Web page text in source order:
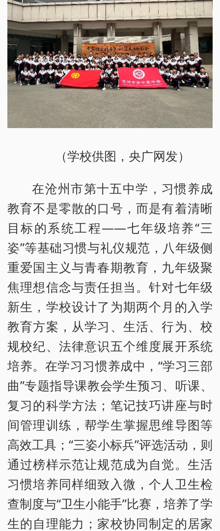
（学校供图，央广网发）
在沧州市第十五中学，习惯养成
教育不是零散的口号，而是有着清晰
目标的系统工程——七年级培养“三
姿”等基础习惯与礼仪规范，八年级侧
重爱国主义与青春期教育，九年级聚
焦理想信念与责任担当。针对七年级
新生，学校设计了为期两个月的入学
教育方案，从学习、生活、行为、校
规校纪、法律意识五个维度展开系统
培养。在学习习惯养成中，“学习三部
曲”专题指导课教会学生预习、听课、
复习的科学方法；笔记技巧讲座与时
间管理训练，帮学生掌握思维导图等
高效工具；“三姿小标兵”评选活动，则
通过榜样示范让规范成为自觉。生活
习惯培养同样细致入微，个人卫生检
查制度与“卫生小能手”比赛，培养了学
生的自理能力；家校协同制定的居家